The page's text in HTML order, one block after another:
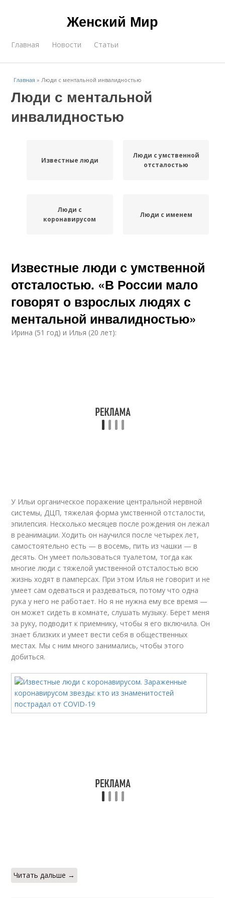
Женский Мир
Главная Новости Статьи
Главная »Люди с ментальной инвалидностью
Люди с ментальной
инвалидностью
Известные люди
Люди с умственной
отсталостью
Люди с
коронавирусом
Люди с именем
Известные люди с умственной
отсталостью. «В России мало
говорят о взрослых людях с
ментальной инвалидностью»
Ирина (51 год) и Илья (20 лет):
У Ильи органическое поражение центральной нервной
системы, ДЦП, тяжелая форма умственной отсталости,
эпилепсия. Несколько месяцев после рождения он лежал
в реанимации. Ходить он научился после четырех лет,
самостоятельно есть — в восемь, пить из чашки — в
десять. Он умеет пользоваться туалетом, тогда как
многие люди с тяжелой умственной отсталостью всю
жизнь ходят в памперсах. При этом Илья не говорит и не
умеет сам одеваться и раздеваться, потому что одна
рука у него не работает. Но я не нужна ему все время —
он может сидеть в комнате, слушать музыку. Берет меня
за руку, подводит к приемнику, чтобы я его включила. Он
знает близких и умеет вести себя в общественных
местах. Мы с ним много занимались, чтобы этого
добиться.
Читать дальше →